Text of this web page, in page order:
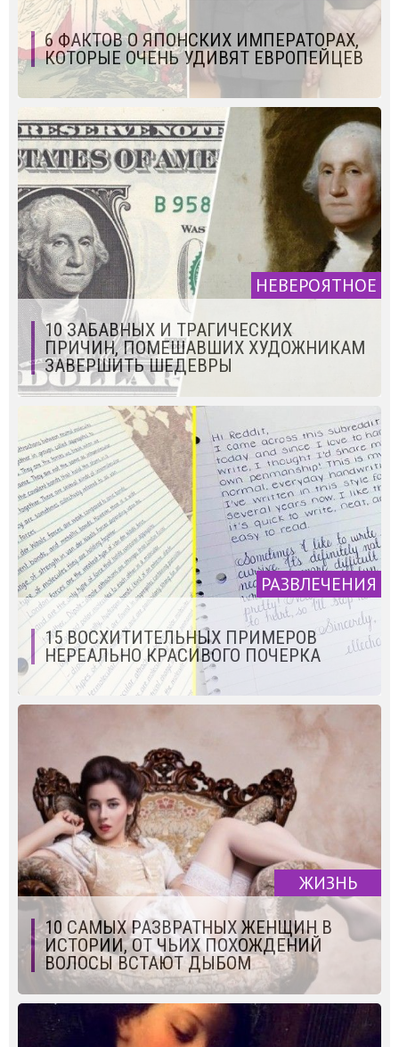
6 ФАКТОВ О ЯПОНСКИХ ИМПЕРАТОРАХ,
КОТОРЫЕ ОЧЕНЬ УДИВЯТ ЕВРОПЕЙЦЕВ
НЕВЕРОЯТНОЕ
10 ЗАБАВНЫХ И ТРАГИЧЕСКИХ
ПРИЧИН, ПОМЕШАВШИХ ХУДОЖНИКАМ
ЗАВЕРШИТЬ ШЕДЕВРЫ
РАЗВЛЕЧЕНИЯ
15 ВОСХИТИТЕЛЬНЫХ ПРИМЕРОВ
НЕРЕАЛЬНО КРАСИВОГО ПОЧЕРКА
ЖИЗНЬ
10 САМЫХ РАЗВРАТНЫХ ЖЕНЩИН В
ИСТОРИИ, ОТ ЧЬИХ ПОХОЖДЕНИЙ
ВОЛОСЫ ВСТАЮТ ДЫБОМ